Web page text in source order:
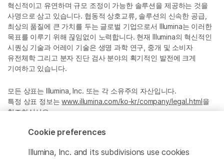
혁신적이고 유연하며 규모 조정이 가능한 솔루션을 제공하는 것을
사명으로 삼고 있습니다. 협동적 상호교류, 솔루션의 신속한 공급,
최상의 품질에 큰 가치를 두는 글로벌 기업으로서 Illumina는 이러한
목표를 이루기 위해 끊임없이 노력합니다. 현재 Illumina의 혁신적인
시퀀싱 기술과 어레이 기술은 생명 과학 연구, 중개 및 소비자
유전체학 그리고 분자 진단 검사 분야의 획기적인 발전에 크게
기여하고 있습니다.
모든 상표는 Illumina, Inc. 또는 각 소유주의 자산입니다.
특정 상표 정보는www.illumina.com/ko-kr/company/legal.html을
참조하십시오.
Cookie preferences
Illumina, Inc. and its subdivisions use cookies